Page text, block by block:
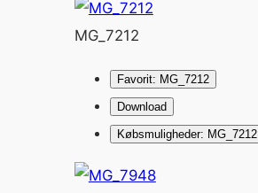
MG_7212
Favorit: MG_7212
Download
Købsmuligheder: MG_7212